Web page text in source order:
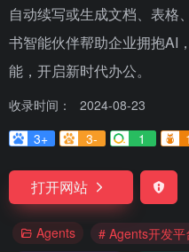
自动续写或生成文档、表格
书智能伙伴帮助企业拥抱AI
能，开启新时代办公。
收录时间：
2024-08-23
3+
3- 1
打开网站
Agents
# Agents开发